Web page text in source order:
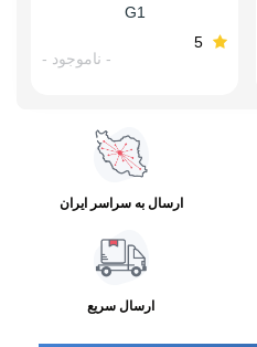
G1
5
- ناموجود -
ارسال به سراسر ایران
ارسال سریع